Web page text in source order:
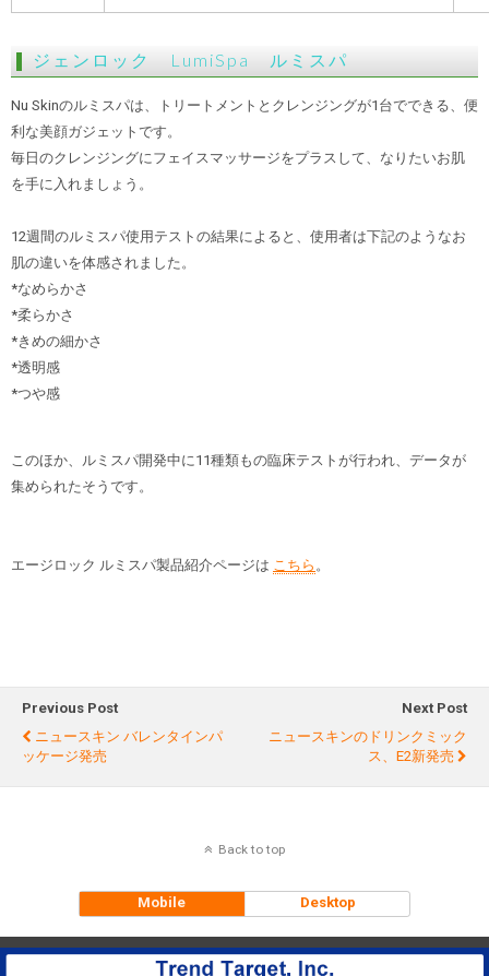
ジェンロック LumiSpa ルミスパ
Nu Skinのルミスパは、トリートメントとクレンジングが1台でできる、便
利な美顔ガジェットです。
毎日のクレンジングにフェイスマッサージをプラスして、なりたいお肌
を手に入れましょう。
12週間のルミスパ使用テストの結果によると、使用者は下記のようなお
肌の違いを体感されました。
*なめらかさ
*柔らかさ
*きめの細かさ
*透明感
*つや感
このほか、ルミスパ開発中に11種類もの臨床テストが行われ、データが
集められたそうです。
エージロック ルミスパ製品紹介ページは こちら 。
Previous Post
ニュースキン バレンタインパ
ッケージ発売
Next Post
ニュースキンのドリンクミック
ス、E2新発売
Back to top
Mobile Desktop